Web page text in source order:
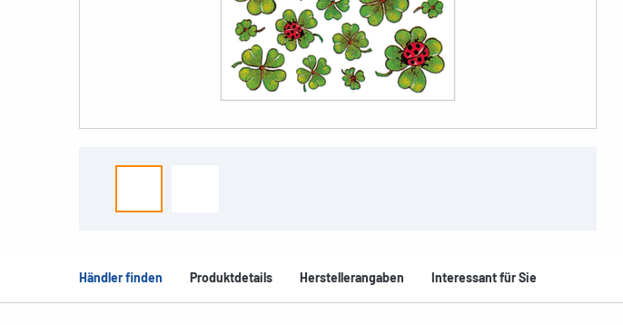
Händler finden Produktdetails Herstellerangaben Interessant für Sie